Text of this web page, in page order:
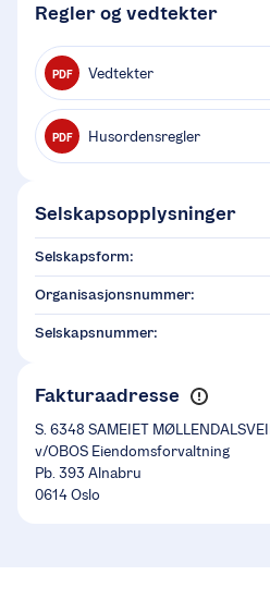
Regler og vedtekter
PDF Vedtekter
PDF Husordensregler
Selskapsopplysninger
Selskapsform:
Organisasjonsnummer:
Selskapsnummer:
Fakturaadresse
S. 6348 SAMEIET
v/OBOS Eiendomsforvaltning
Pb. 393 Alnabru
0614 Oslo